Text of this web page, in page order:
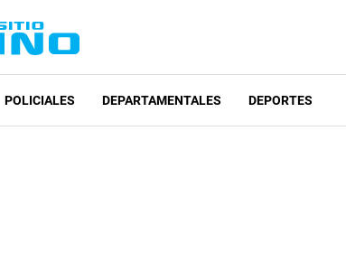
POLICIALES DEPARTAMENTALES DEPORTES